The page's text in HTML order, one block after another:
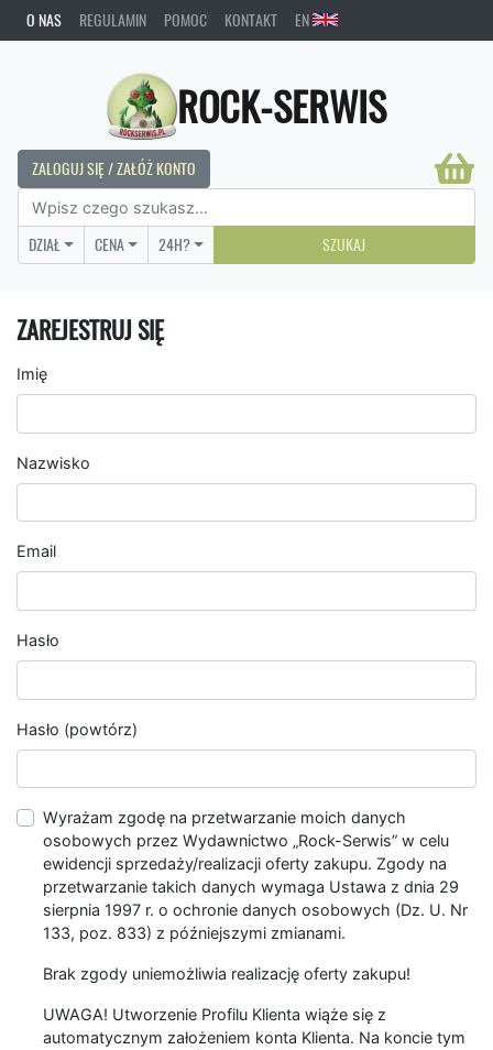
O NAS REGULAMIN POMOC KONTAKT EN
ROCK-SERWIS
ZALOGUJ SIĘ / ZAŁÓŻ KONTO
DZIAŁ CENA 24H? SZUKAJ
ZAREJESTRUJ SIĘ
Imię
Nazwisko
Email
Hasło
Hasło (powtórz)
Wyrażam zgodę na przetwarzanie moich danych
osobowych przez Wydawnictwo „Rock-Serwis” w celu
ewidencji sprzedaży/realizacji oferty zakupu. Zgody na
przetwarzanie takich danych wymaga Ustawa z dnia 29
sierpnia 1997 r. o ochronie danych osobowych (Dz. U. Nr
133, poz. 833) z późniejszymi zmianami.
Brak zgody uniemożliwia realizację oferty zakupu!
UWAGA! Utworzenie Profilu Klienta wiąże się z
automatycznym założeniem konta Klienta. Na koncie tym